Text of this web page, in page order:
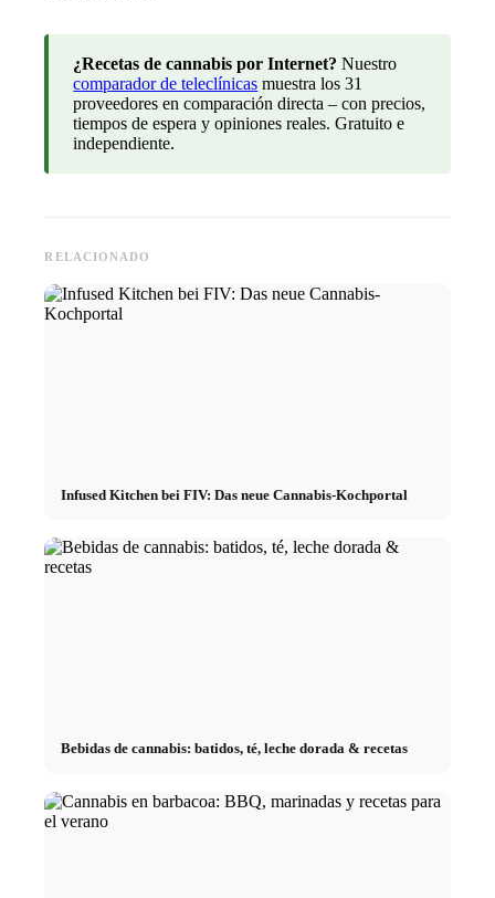
¿Recetas de cannabis por Internet? Nuestro
comparador de teleclínicas muestra los 31
proveedores en comparación directa – con precios,
tiempos de espera y opiniones reales. Gratuito e
independiente.
RELACIONADO
Infused Kitchen bei FIV: Das neue Cannabis-Kochportal
Bebidas de cannabis: batidos, té, leche dorada & recetas